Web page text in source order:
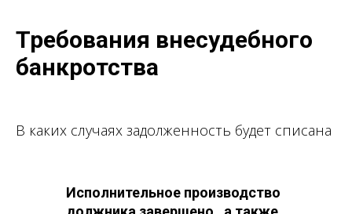
Требования внесудебного
банкротства
В каких случаях задолженность будет списана
Исполнительное производство